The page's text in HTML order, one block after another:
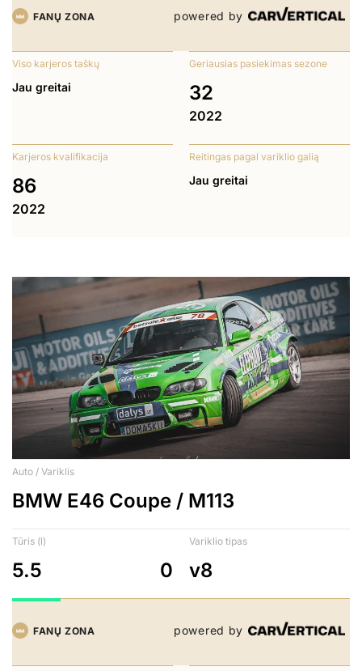
FANŲ ZONA powered by
Viso karjeros taškų
Jau greitai
Geriausias pasiekimas sezone
32
2022
Karjeros kvalifikacija
86
2022
Reitingas pagal variklio galią
Jau greitai
Auto / Variklis
BMW E46 Coupe / M113
Tūris (l)
5.5 0
Variklio tipas
v8
FANŲ ZONA powered by